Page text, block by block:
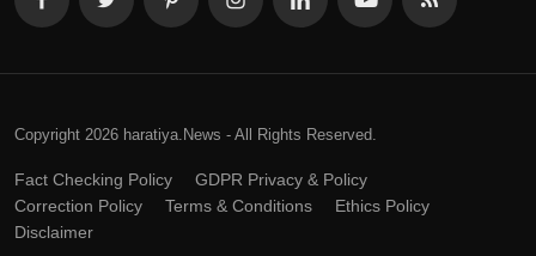
Copyright 2026 haratiya.News - All Rights Reserved.
Fact Checking Policy
GDPR Privacy & Policy
Correction Policy
Terms & Conditions
Ethics Policy
Disclaimer